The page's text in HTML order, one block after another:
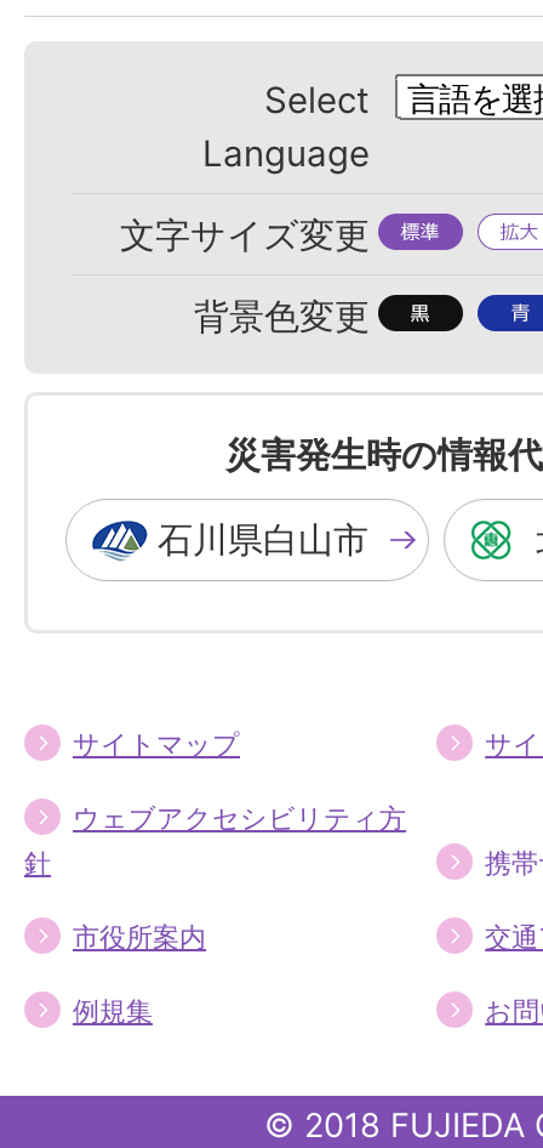
Select
Language
文字サイズ変更 標
準
拡
大
背景色変更 背
色
を
黒
色
に
背
色
を
青
色
に
災害発生時の情報
石川県白山市
サイトマップ サ
ウェブアクセシビリティ方
針
携
市役所案内 交
例規集 お
© 2018 FUJIEDA